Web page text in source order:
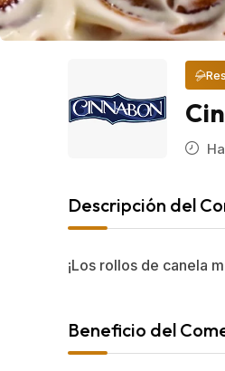
Descripción del
¡Los rollos de canela
Beneficio del